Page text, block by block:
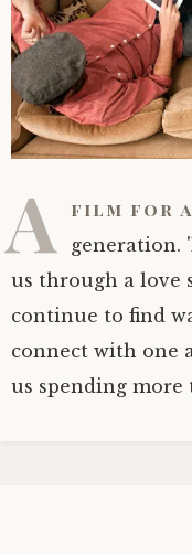
A film for
generation.
us through a love
continue to find
connect with one
us spending more